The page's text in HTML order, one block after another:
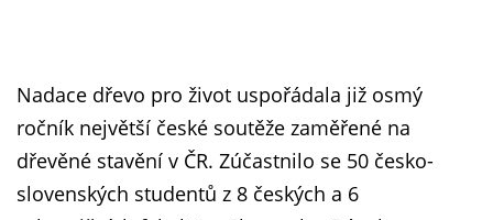
Nadace dřevo pro život uspořádala již osmý
ročník největší české soutěže zaměřené na
dřevěné stavění v ČR. Zúčastnilo se 50 česko-
slovenských studentů z 8 českých a 6